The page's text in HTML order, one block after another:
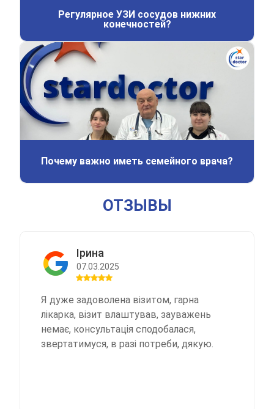
Регулярное УЗИ сосудов нижних
конечностей?
Почему важно иметь семейного врача?
ОТЗЫВЫ
Ірина
07.03.2025
Я дуже задоволена візитом, гарна
лікарка, візит влаштував, зауважень
немає, консультація сподобалася,
звертатимуся, в разі потреби, дякую.